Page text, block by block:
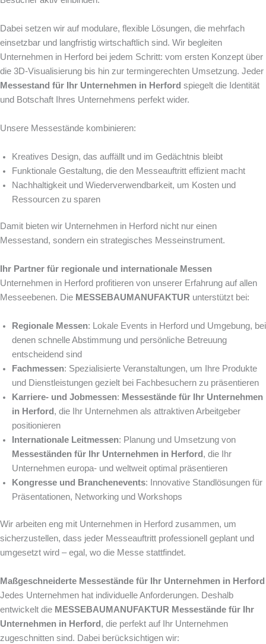
Dabei setzen wir auf modulare, flexible Lösungen, die mehrfach
einsetzbar und langfristig wirtschaftlich sind. Wir begleiten
Unternehmen in Herford bei jedem Schritt: vom ersten Konzept über
die 3D-Visualisierung bis hin zur termingerechten Umsetzung. Jeder
Messestand für Ihr Unternehmen in Herford spiegelt die Identität
und Botschaft Ihres Unternehmens perfekt wider.
Unsere Messestände kombinieren:
Kreatives Design, das auffällt und im Gedächtnis bleibt
Funktionale Gestaltung, die den Messeauftritt effizient macht
Nachhaltigkeit und Wiederverwendbarkeit, um Kosten und
Ressourcen zu sparen
Damit bieten wir Unternehmen in Herford nicht nur einen
Messestand, sondern ein strategisches Messeinstrument.
Ihr Partner für regionale und internationale Messen
Unternehmen in Herford profitieren von unserer Erfahrung auf allen
Messeebenen. Die MESSEBAUMANUFAKTUR unterstützt bei:
Regionale Messen: Lokale Events in Herford und Umgebung, bei
denen schnelle Abstimmung und persönliche Betreuung
entscheidend sind
Fachmessen: Spezialisierte Veranstaltungen, um Ihre Produkte
und Dienstleistungen gezielt bei Fachbesuchern zu präsentieren
Karriere- und Jobmessen: Messestände für Ihr Unternehmen
in Herford , die Ihr Unternehmen als attraktiven Arbeitgeber
positionieren
Internationale Leitmessen: Planung und Umsetzung von
Messeständen für Ihr Unternehmen in Herford , die Ihr
Unternehmen europa- und weltweit optimal präsentieren
Kongresse und Branchenevents: Innovative Standlösungen für
Präsentationen, Networking und Workshops
Wir arbeiten eng mit Unternehmen in Herford zusammen, um
sicherzustellen, dass jeder Messeauftritt professionell geplant und
umgesetzt wird – egal, wo die Messe stattfindet.
Maßgeschneiderte Messestände für Ihr Unternehmen in Herford
Jedes Unternehmen hat individuelle Anforderungen. Deshalb
entwickelt die MESSEBAUMANUFAKTUR Messestände für Ihr
Unternehmen in Herford , die perfekt auf Ihr Unternehmen
zugeschnitten sind. Dabei berücksichtigen wir: